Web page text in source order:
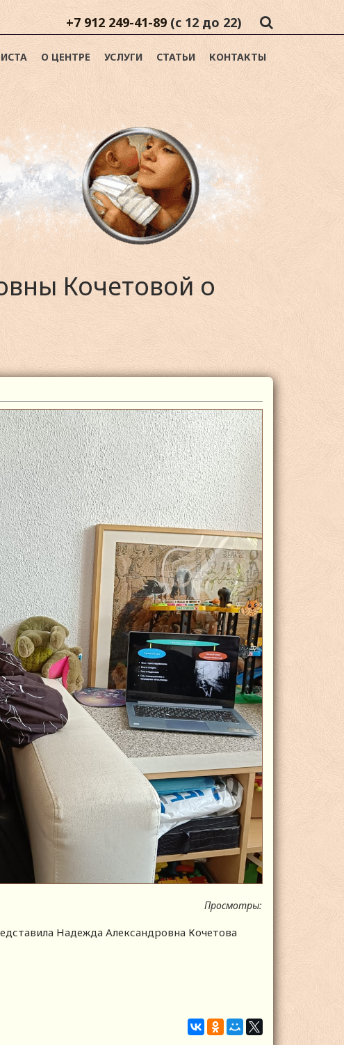
+7 912 249-41-89 (с 12 до 22)
О ЦЕНТРЕ УСЛУГИ СТАТЬИ КОНТАКТЫ
Кочетовой о
Просмотры:
Надежда Александровна Кочетова